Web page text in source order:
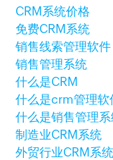
CRM系统价格
免费CRM系统
销售线索管理软件
销售管理系统
什么是CRM
什么是crm管理软
什么是销售管理
制造业CRM系统
外贸行业CRM系统